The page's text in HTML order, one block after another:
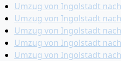
Umzug von Ingolstadt
Umzug von Ingolstadt
Umzug von Ingolstadt
Umzug von Ingolstadt
Umzug von Ingolstadt